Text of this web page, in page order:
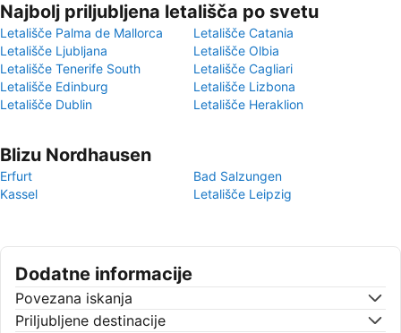
Najbolj priljubljena letališča po svetu
Letališče Palma de Mallorca
Letališče Catania
Letališče Ljubljana
Letališče Olbia
Letališče Tenerife South
Letališče Cagliari
Letališče Edinburg
Letališče Lizbona
Letališče Dublin
Letališče Heraklion
Blizu Nordhausen
Erfurt
Bad Salzungen
Kassel
Letališče Leipzig
Dodatne informacije
Povezana iskanja
Priljubljene destinacije